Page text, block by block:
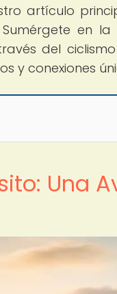
artículo
Sumérgete en
del
y conexiones
Una